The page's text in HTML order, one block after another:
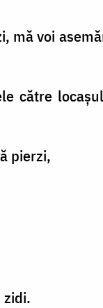
mă voi
către
pierzi,
zidi.